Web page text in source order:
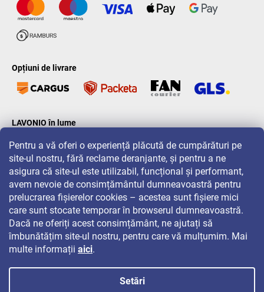
Pentru a vă oferi o experiență plăcută de cumpărături pe
site-ul nostru, fără reclame deranjante, și pentru a ne
asigura că site-ul este utilizabil, funcțional și performant,
avem nevoie de consimțământul dumneavoastră pentru
prelucrarea fișierelor cookies – acestea sunt fișiere mici
care sunt stocate temporar în browserul dumneavoastră.
Dacă ne oferiți acest consimțământ, ne ajutați să
îmbunătățim site-ul nostru, pentru care vă mulțumim. Mai
multe informații aici.
Setări
Opțiuni de livrare
LAVONIO în lume
Pentru promoții, concursuri și reduceri, urmăriți-ne pe:
Drepturi de autor 2026